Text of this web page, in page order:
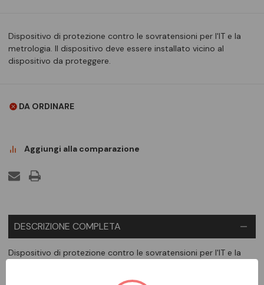
Dispositivo di protezione contro le sovratensioni per l'IT e la
metrologia. Il dispositivo deve essere installato vicino al
dispositivo da proteggere.
DA ORDINARE
Aggiungi alla comparazione
DESCRIZIONE COMPLETA
Dispositivo di protezione contro le sovratensioni per l'IT e la